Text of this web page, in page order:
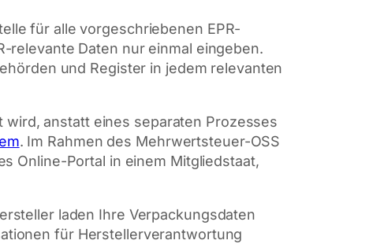
für alle vorgeschriebenen EPR-
relevante Daten nur einmal eingeben.
und Register in jedem relevanten
anstatt eines separaten Prozesses
. Im Rahmen des Mehrwertsteuer-OSS
Online-Portal in einem Mitgliedstaat,
laden Ihre Verpackungsdaten
für Herstellerverantwortung